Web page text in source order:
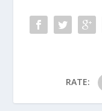
RATE: